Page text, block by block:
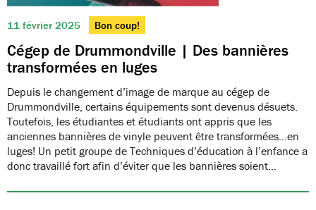
11 février 2025 Bon coup!
Cégep de Drummondville | Des bannières
transformées en luges
Depuis le changement d’image de marque au cégep de
Drummondville, certains équipements sont devenus désuets.
Toutefois, les étudiantes et étudiants ont appris que les
anciennes bannières de vinyle peuvent être transformées…en
luges! Un petit groupe de Techniques d’éducation à l’enfance a
donc travaillé fort afin d’éviter que les bannières soient…